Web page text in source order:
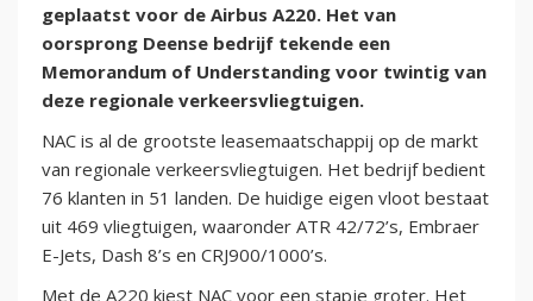
geplaatst voor de Airbus A220. Het van
oorsprong Deense bedrijf tekende een
Memorandum of Understanding voor twintig van
deze regionale verkeersvliegtuigen.
NAC is al de grootste leasemaatschappij op de markt
van regionale verkeersvliegtuigen. Het bedrijf bedient
76 klanten in 51 landen. De huidige eigen vloot bestaat
uit 469 vliegtuigen, waaronder ATR 42/72’s, Embraer
E-Jets, Dash 8’s en CRJ900/1000’s.
Met de A220 kiest NAC voor een stapje groter. Het